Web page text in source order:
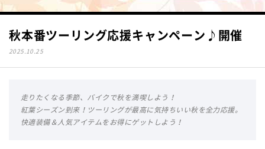
秋本番ツーリング応援キャンペーン♪開催
2025.10.25
走りたくなる季節、バイクで秋を満喫しよう！
紅葉シーズン到来！ツーリングが最高に気持ちいい秋を全力応援。
快適装備＆人気アイテムをお得にゲットしよう！